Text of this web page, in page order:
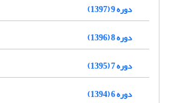
دوره 9 (1397)
دوره 8 (1396)
دوره 7 (1395)
دوره 6 (1394)